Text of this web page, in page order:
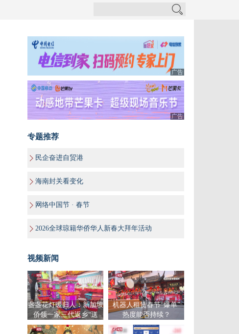
广告
广告
专题推荐
民企奋进自贸港
海南封关看变化
网络中国节 · 春节
2026全球琼籍华侨华人新春大拜年活动
视频新闻
盏盏花灯暖归人：新加坡
侨领一家三代返乡“送
灯”传年俗
机器人租赁春节“爆单”
热度能否持续？